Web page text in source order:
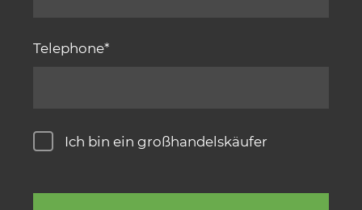
Telephone
Ich bin ein großhandelskäufer